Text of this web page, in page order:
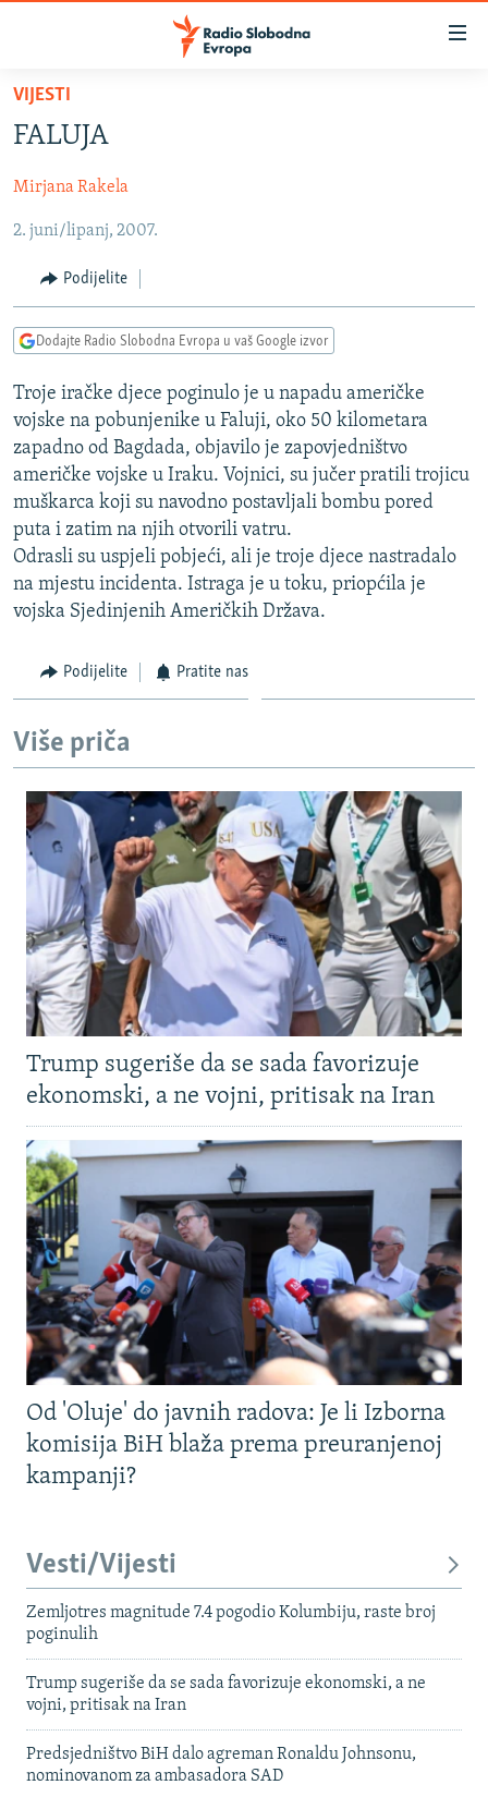
Pređite
glavni
Pređite
na
navigaciju
Pređite
na
pretragu
BOSNA I HERCEGOVINA
SRBIJA
KOSOVO
CRNA GORA
VIZUELNO
VIDEO
FOTOGALERIJE
INFOGRAFIKE
PODCASTI
RAT U UKRAJINI
KINA NA BALKANU
RSE PRIČE IZ SVIJETA
ISPRIČAJ MI
DNEVNO@RSE
SPECIJALI RSE
VIŠE OD NASLOVA
GENOCID U SREBRENICI
POPLAVE I KLIZIŠTA U BIH 2024.
TV LIBERTY
MOJA EVROPA
TRI DECENIJE OD RATA U BIH
SVE KARTE DEJTONA
NASTANAK I RASPAD JUGOSLAVIJE
Sve RFE/RL stranice
VIJESTI
FALUJA
Mirjana Rakela
2. juni/lipanj, 2007.
Podijelite
Dodajte Radio Slobodna Evropa u vaš Google izvor
Troje iračke djece poginulo je u napadu američke
vojske na pobunjenike u Faluji, oko 50 kilometara
zapadno od Bagdada, objavilo je zapovjedništvo
američke vojske u Iraku. Vojnici, su jučer pratili trojicu
muškarca koji su navodno postavljali bombu pored
puta i zatim na njih otvorili vatru.
Odrasli su uspjeli pobjeći, ali je troje djece nastradalo
na mjestu incidenta. Istraga je u toku, priopćila je
vojska Sjedinjenih Američkih Država.
Podijelite Pratite nas
Više priča
Trump sugeriše da se sada favorizuje
ekonomski, a ne vojni, pritisak na Iran
Od 'Oluje' do javnih radova: Je li Izborna
komisija BiH blaža prema preuranjenoj
kampanji?
Vesti/Vijesti
Zemljotres magnitude 7.4 pogodio Kolumbiju, raste broj
poginulih
Trump sugeriše da se sada favorizuje ekonomski, a ne
vojni, pritisak na Iran
Predsjedništvo BiH dalo agreman Ronaldu Johnsonu,
nominovanom za ambasadora SAD